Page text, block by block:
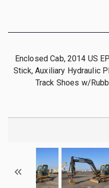
Enclosed Cab, 2014 US
Stick, Auxiliary Hydraulic
Track Shoes w/